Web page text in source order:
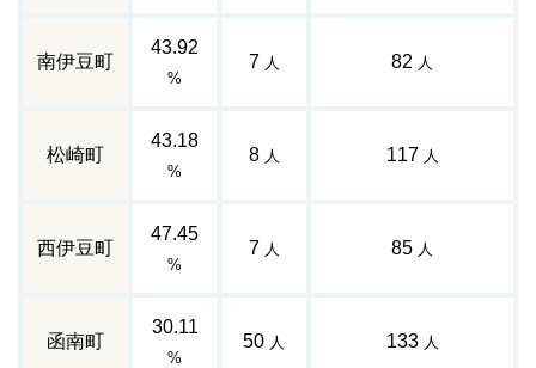
南伊豆町
43.92
%
7 人 82 人
松崎町
43.18
%
8 人 117 人
西伊豆町
47.45
%
7 人 85 人
函南町
30.11
%
50 人 133 人